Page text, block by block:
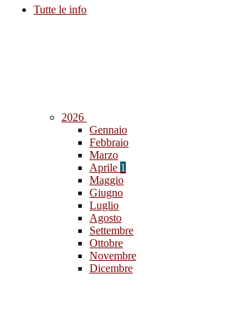
Tutte le info
2026
Gennaio
Febbraio
Marzo
Aprile 1
Maggio
Giugno
Luglio
Agosto
Settembre
Ottobre
Novembre
Dicembre